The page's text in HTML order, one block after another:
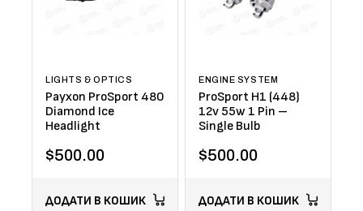
LIGHTS & OPTICS
Payxon ProSport 480
Diamond Ice
Headlight
$500.00
ДОДАТИ В КОШИК
ENGINE SYSTEM
ProSport H1 (448)
12v 55w 1 Pin –
Single Bulb
$500.00
ДОДАТИ В КОШИК